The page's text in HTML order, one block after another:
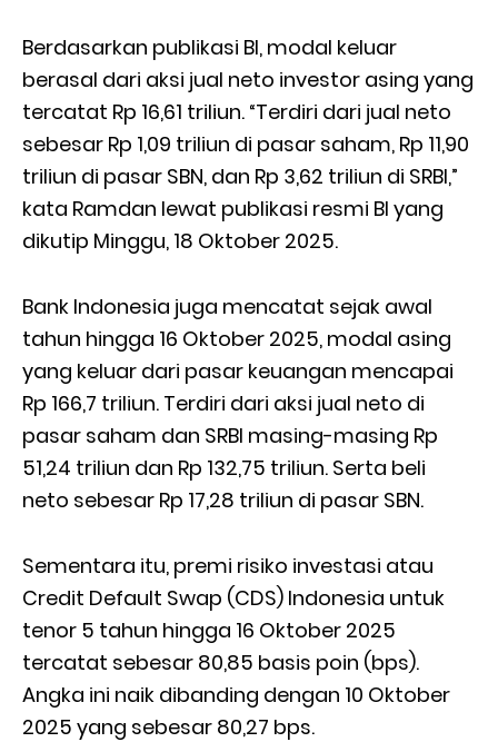
Berdasarkan publikasi BI, modal keluar
berasal dari aksi jual neto investor asing yang
tercatat Rp 16,61 triliun. “Terdiri dari jual neto
sebesar Rp 1,09 triliun di pasar saham, Rp 11,90
triliun di pasar SBN, dan Rp 3,62 triliun di SRBI,”
kata Ramdan lewat publikasi resmi BI yang
dikutip Minggu, 18 Oktober 2025.
Bank Indonesia juga mencatat sejak awal
tahun hingga 16 Oktober 2025, modal asing
yang keluar dari pasar keuangan mencapai
Rp 166,7 triliun. Terdiri dari aksi jual neto di
pasar saham dan SRBI masing-masing Rp
51,24 triliun dan Rp 132,75 triliun. Serta beli
neto sebesar Rp 17,28 triliun di pasar SBN.
Sementara itu, premi risiko investasi atau
Credit Default Swap (CDS) Indonesia untuk
tenor 5 tahun hingga 16 Oktober 2025
tercatat sebesar 80,85 basis poin (bps).
Angka ini naik dibanding dengan 10 Oktober
2025 yang sebesar 80,27 bps.